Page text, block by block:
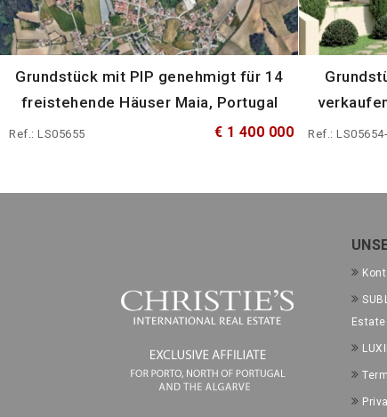
Grundstück mit PIP genehmigt für 14
freistehende Häuser Maia, Portugal
Ref.: LS05655 € 1 400 000 Ref.: